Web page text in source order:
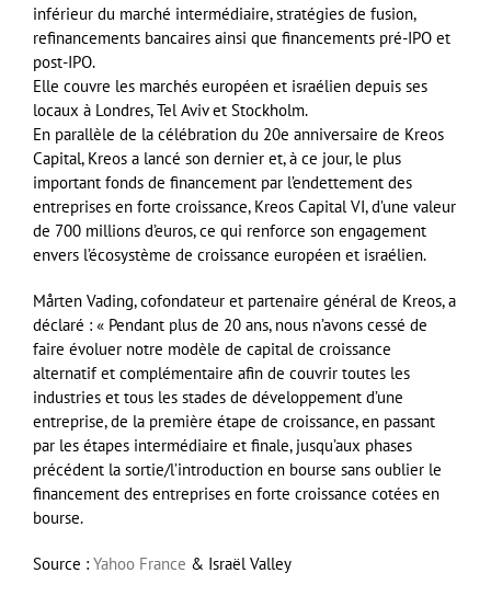
inférieur du marché intermédiaire, stratégies de fusion,
refinancements bancaires ainsi que financements pré-IPO et
post-IPO.
Elle couvre les marchés européen et israélien depuis ses
locaux à Londres, Tel Aviv et Stockholm.
En parallèle de la célébration du 20e anniversaire de Kreos
Capital, Kreos a lancé son dernier et, à ce jour, le plus
important fonds de financement par l’endettement des
entreprises en forte croissance, Kreos Capital VI, d’une valeur
de 700 millions d’euros, ce qui renforce son engagement
envers l’écosystème de croissance européen et israélien.
Mårten Vading, cofondateur et partenaire général de Kreos, a
déclaré : « Pendant plus de 20 ans, nous n’avons cessé de
faire évoluer notre modèle de capital de croissance
alternatif et complémentaire afin de couvrir toutes les
industries et tous les stades de développement d’une
entreprise, de la première étape de croissance, en passant
par les étapes intermédiaire et finale, jusqu’aux phases
précédent la sortie/l’introduction en bourse sans oublier le
financement des entreprises en forte croissance cotées en
bourse.
Source : Yahoo France & Israël Valley